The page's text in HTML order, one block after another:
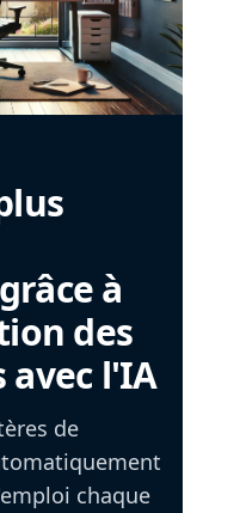
à
des
avec l'IA
de
chaque